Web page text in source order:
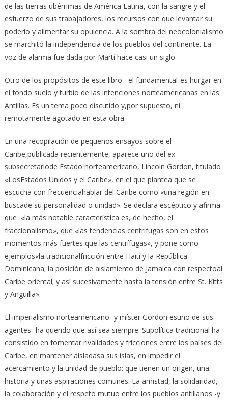
de las tierras ubérrimas de América Latina, con la sangre y el
esfuerzo de sus trabajadores, los recursos con que levantar su
poderío y alimentar su opulencia. A la sombra del neocolonialismo
se marchitó la independencia de los pueblos del continente. La
voz de alarma fue dada por Martí hace casi un siglo.
Otro de los propósitos de este libro –el fundamental-es hurgar en
el fondo suelo y turbio de las intenciones norteamericanas en las
Antillas. Es un tema poco discutido y,por supuesto, ni
remotamente agotado en esta obra.
En una recopilación de pequeños ensayos sobre el
Caribe,publicada recientemente, aparece uno del ex
subsecretariode Estado norteamericano, Lincoln Gordon, titulado
«LosEstados Unidos y el Caribe», en el que plantea que se
escucha con frecuenciahablar del Caribe como «una región en
buscade su personalidad o unidad». Se declara escéptico y afirma
que «la más notable característica es, de hecho, el
fraccionalismo», que «las tendencias centrifugas son en estos
momentos más fuertes que las centrífugas», y pone como
ejemplos«la tradicionalfricción entre Haití y la República
Dominicana; la posición de aislamiento de Jamaica con respectoal
Caribe oriental; y así sucesivamente hasta la tensión entre St. Kitts
y Anguilla».
El imperialismo norteamericano -y míster Gordon esuno de sus
agentes- ha querido que así sea siempre. Supolítica tradicional ha
consistido en fomentar rivalidades y fricciones entre los países del
Caribe, en mantener aisladasa sus islas, en impedir el
acercamiento y la unidad de pueblo: que tienen un origen, una
historia y unas aspiraciones comunes. La amistad, la solidaridad,
la colaboración y el respeto mutuo entre los pueblos antillanos -y